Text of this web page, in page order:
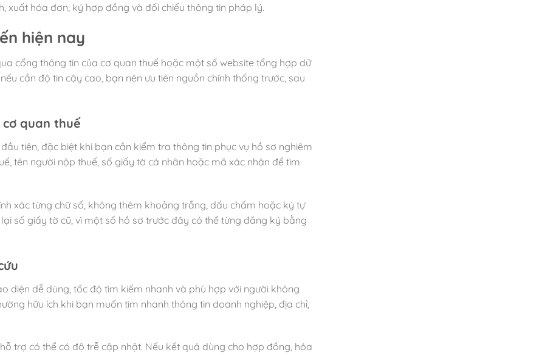
xuất hóa đơn, ký hợp đồng và đối chiếu thông tin pháp lý.
hiện nay
cổng thông tin của cơ quan thuế hoặc một số website tổng hợp dữ
cần độ tin cậy cao, bạn nên ưu tiên nguồn chính thống trước, sau
quan thuế
tiên, đặc biệt khi bạn cần kiểm tra thông tin phục vụ hồ sơ nghiêm
tên người nộp thuế, số giấy tờ cá nhân hoặc mã xác nhận để tìm
xác từng chữ số, không thêm khoảng trắng, dấu chấm hoặc ký tự
số giấy tờ cũ, vì một số hồ sơ trước đây có thể từng đăng ký bằng
diện dễ dùng, tốc độ tìm kiếm nhanh và phù hợp với người không
hữu ích khi bạn muốn tìm nhanh thông tin doanh nghiệp, địa chỉ,
trợ có thể có độ trễ cập nhật. Nếu kết quả dùng cho hợp đồng, hóa